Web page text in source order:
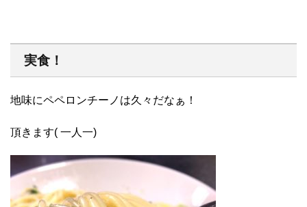
実食！
地味にペペロンチーノは久々だなぁ！
頂きます( 一人一)